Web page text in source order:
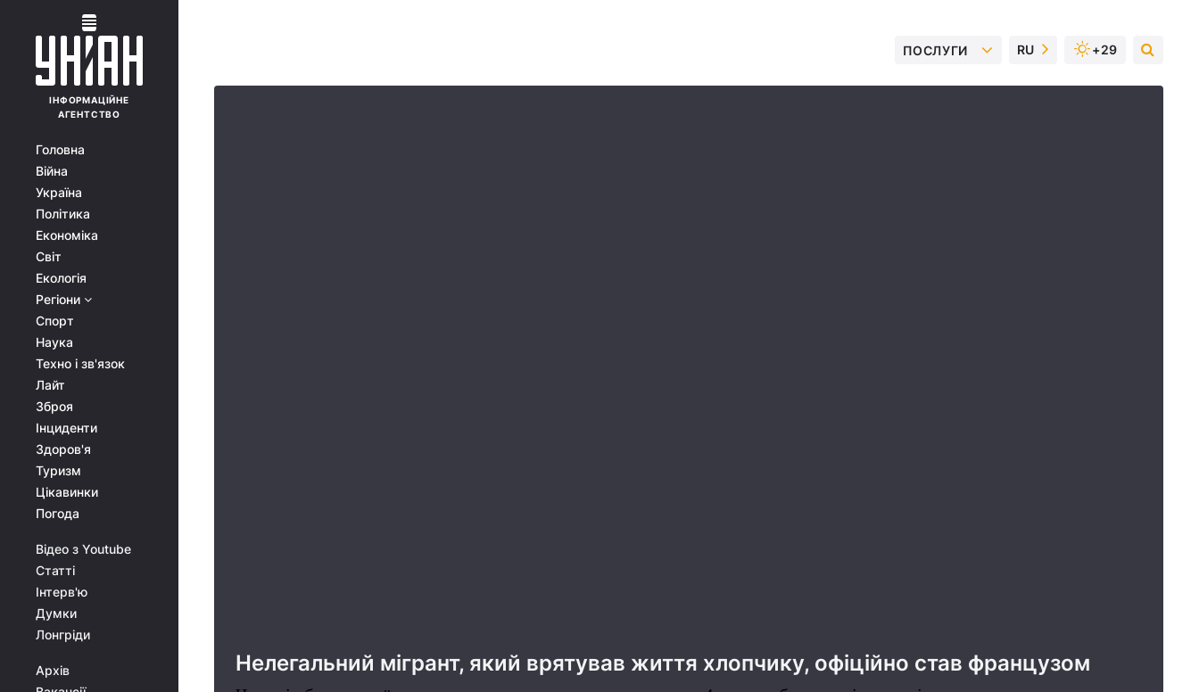
ІНФОРМАЦІЙНЕ
АГЕНТСТВО
Головна
Війна
Україна
Політика
Економіка
Світ
Екологія
Регіони
Спорт
Наука
Техно і зв'язок
Лайт
Зброя
Інциденти
Здоров'я
Туризм
Цікавинки
Погода
Відео з Youtube
Статті
Інтерв'ю
Думки
Лонгріди
Архів
ПОСЛУГИ RU +29
Нелегальний мігрант, який врятував життя хлопчику, офіційно став французом